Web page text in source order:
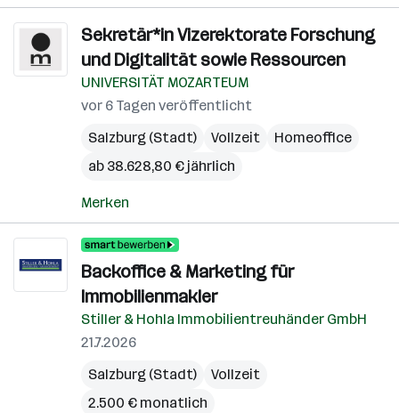
Sekretär*in Vizerektorate Forschung
und Digitalität sowie Ressourcen
UNIVERSITÄT MOZARTEUM
vor 6 Tagen veröffentlicht
Salzburg (Stadt)
Vollzeit
Homeoffice
ab 38.628,80 € jährlich
Merken
Backoffice & Marketing für
Immobilienmakler
Stiller & Hohla Immobilientreuhänder GmbH
21.7.2026
Salzburg (Stadt)
Vollzeit
2.500 € monatlich